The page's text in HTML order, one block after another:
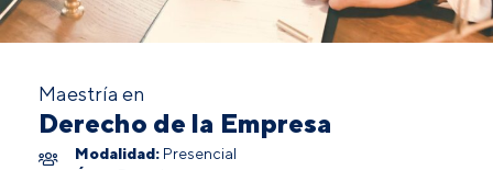
Maestría en
Derecho de la Empresa
Modalidad: Presencial